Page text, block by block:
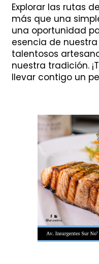
Explorar las rutas
más que una
una oportunidad
esencia de
talentosos
nuestra tradición.
llevar contigo un